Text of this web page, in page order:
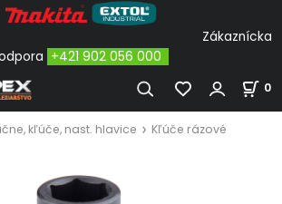
+421 902 056 000
0
kľúče, nast. hlavice
Kľúče rázové